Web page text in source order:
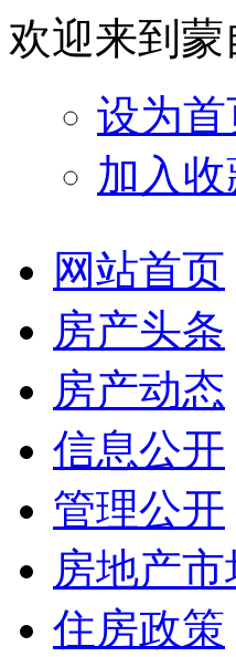
欢迎来到蒙
设为首
加入收
网站首页
房产头条
房产动态
信息公开
管理公开
房地产市
住房政策